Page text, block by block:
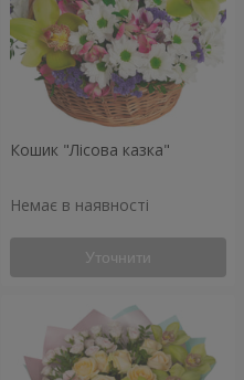
Кошик "Лісова казка"
Немає в наявності
Уточнити